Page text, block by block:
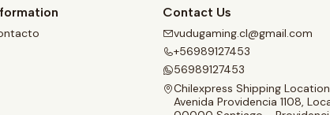
Contact Us
vudugaming.cl@gmail.com
+56989127453
56989127453
Chilexpress Shipping Location
Avenida Providencia 1108,